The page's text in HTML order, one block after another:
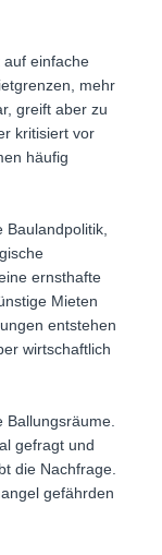
auf einfache
mehr
greift aber zu
kritisiert vor
häufig
ernsthafte
Mieten
entstehen
wirtschaftlich
gefragt und
die Nachfrage.
gefährden